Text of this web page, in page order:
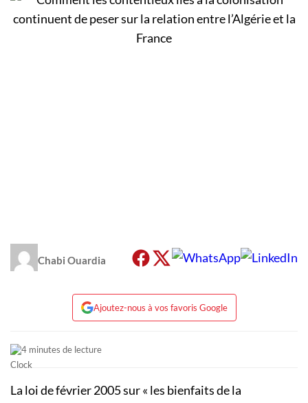
Chabi Ouardia
Ajoutez-nous à vos favoris Google
4 minutes de lecture
La loi de février 2005 sur « les bienfaits de la